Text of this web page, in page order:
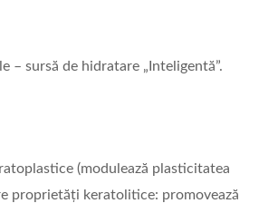
sursă de hidratare „Inteligentă”.
(modulează plasticitatea
proprietăți keratolitice: promovează